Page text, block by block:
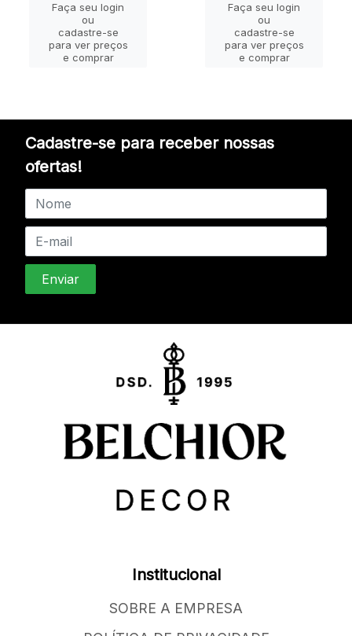
Faça seu login
ou
cadastre-se
para ver preços
e comprar
Faça seu login
ou
cadastre-se
para ver preços
e comprar
Cadastre-se para receber nossas
ofertas!
Institucional
SOBRE A EMPRESA